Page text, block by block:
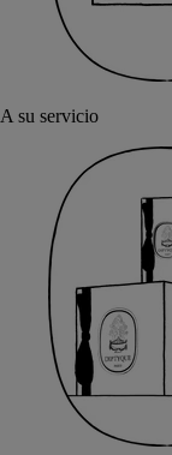
A su servicio